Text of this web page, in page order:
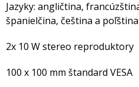
Jazyky: angličtina,
španielčina, čeština a poľština
2x 10 W stereo reproduktory
100 x 100 mm štandard VESA